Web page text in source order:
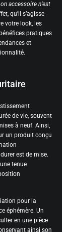
accessoire n’est
qu’il s’agisse
votre look, les
pratiques
et
de vie, souvent
à neuf. Ainsi,
un produit conçu
est de mise.
tenue
pour la
éphémère. Un
en une pièce
ainsi son